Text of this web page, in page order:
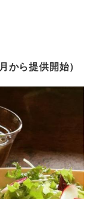
から提供開始）